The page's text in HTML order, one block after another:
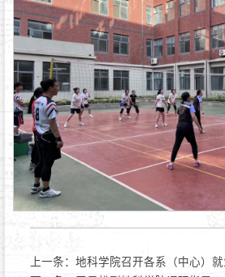
上一条： 地科学院召开各系（中心）